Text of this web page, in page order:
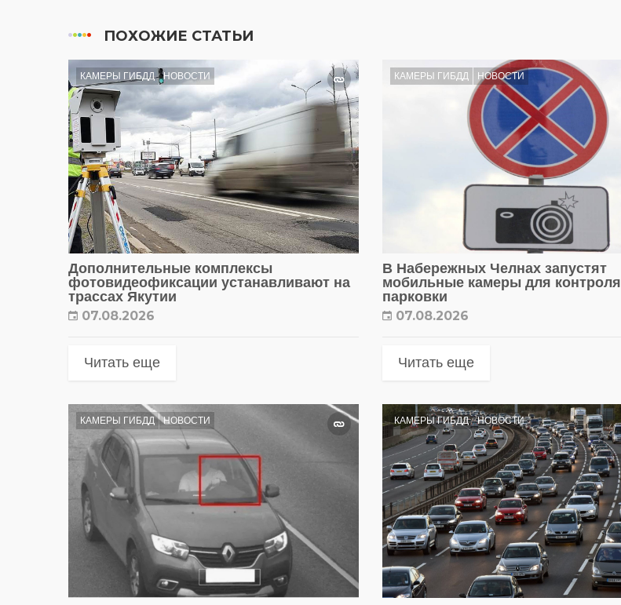
ПОХОЖИЕ СТАТЬИ
КАМЕРЫ ГИБДД НОВОСТИ
Дополнительные комплексы
фотовидеофиксации устанавливают на
трассах Якутии
07.08.2026
Читать еще
КАМЕРЫ ГИБДД НОВОСТИ
В Набережных Челнах запустят
мобильные камеры для контроля
парковки
07.08.2026
Читать еще
КАМЕРЫ ГИБДД НОВОСТИ КАМЕРЫ ГИБДД НОВОСТИ